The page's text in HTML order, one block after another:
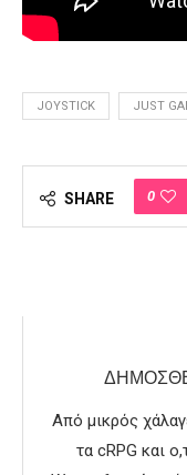
JOYSTICK JUST
SHARE 0
Από μικρός
τα cRPG και